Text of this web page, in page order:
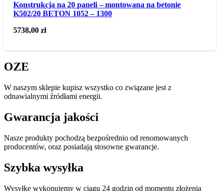
Konstrukcja na 20 paneli – montowana na betonie
K502/20 BETON 1052 – 1300
5738,00zł
OZE
W naszym sklepie kupisz wszystko co związane jest z
odnawialnymi źródłami energii.
Gwarancja jakości
Nasze produkty pochodzą bezpośrednio od renomowanych
producentów, oraz posiadają stosowne gwarancje.
Szybka wysyłka
Wysyłkę wykonujemy w ciągu 24 godzin od momentu złożenia